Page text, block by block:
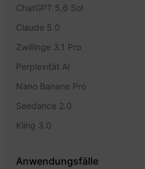
ChatGPT 5,6 Sol
Claude 5.0
Zwillinge 3.1 Pro
Perplexität AI
Nano Banane Pro
Seedance 2.0
Kling 3.0
Anwendungsfälle